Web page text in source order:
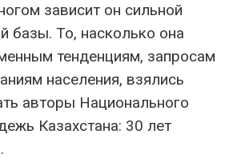
зависит он сильной
базы. То, насколько она
тенденциям, запросам
населения, взялись
авторы Национального
Казахстана: 30 лет